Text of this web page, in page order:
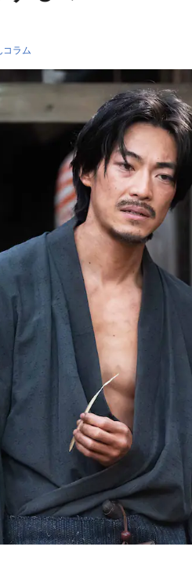
コラム